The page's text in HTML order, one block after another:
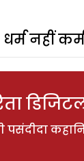
नहीं
पसंदीदा